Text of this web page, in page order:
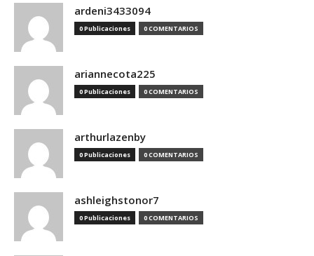
ardeni3433094
0 Publicaciones 0 COMENTARIOS
ariannecota225
0 Publicaciones 0 COMENTARIOS
arthurlazenby
0 Publicaciones 0 COMENTARIOS
ashleighstonor7
0 Publicaciones 0 COMENTARIOS